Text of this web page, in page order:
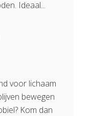
Ideaal...
voor lichaam
bewegen
Kom dan